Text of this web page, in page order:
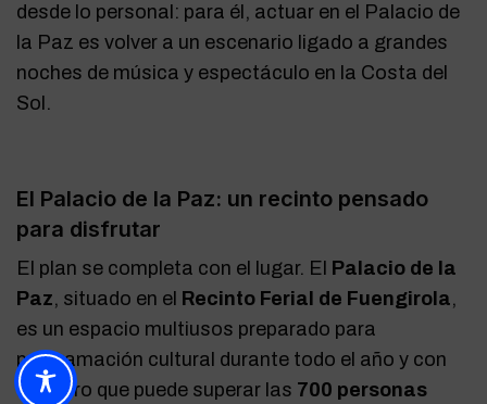
desde lo personal: para él, actuar en el Palacio de
la Paz es volver a un escenario ligado a grandes
noches de música y espectáculo en la Costa del
Sol.
El Palacio de la Paz: un recinto pensado
para disfrutar
El plan se completa con el lugar. El Palacio de la
Paz, situado en el Recinto Ferial de Fuengirola,
es un espacio multiusos preparado para
programación cultural durante todo el año y con
un aforo que puede superar las 700 personas